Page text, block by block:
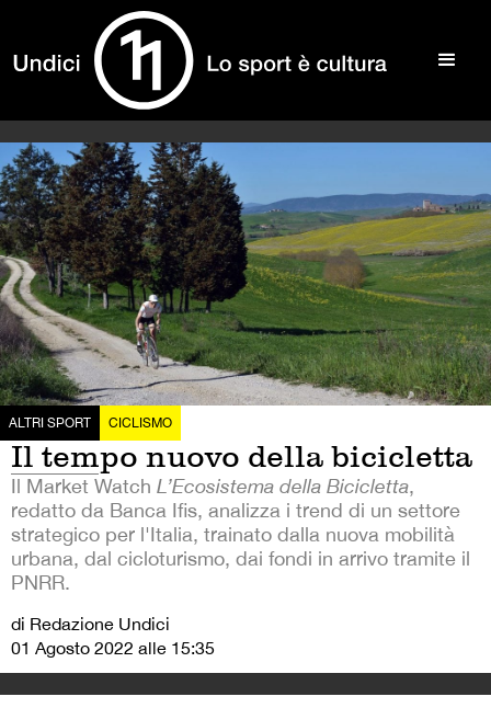
ALTRI SPORT CICLISMO
Il tempo nuovo della bicicletta
Il Market Watch L’Ecosistema della Bicicletta,
redatto da Banca Ifis, analizza i trend di un settore
strategico per l'Italia, trainato dalla nuova mobilità
urbana, dal cicloturismo, dai fondi in arrivo tramite il
PNRR.
di Redazione Undici
01 Agosto 2022 alle 15:35